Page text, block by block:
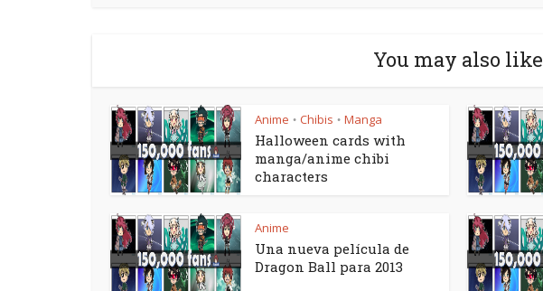
You may also like
Anime • Chibis • Manga
Halloween cards with
manga/anime chibi
characters
Anime
Una nueva película de
Dragon Ball para 2013